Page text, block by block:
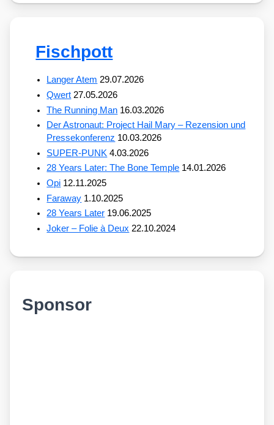
Fischpott
Langer Atem 29.07.2026
Qwert 27.05.2026
The Running Man 16.03.2026
Der Astronaut: Project Hail Mary – Rezension und
Pressekonferenz 10.03.2026
SUPER-PUNK 4.03.2026
28 Years Later: The Bone Temple 14.01.2026
Opi 12.11.2025
Faraway 1.10.2025
28 Years Later 19.06.2025
Joker – Folie à Deux 22.10.2024
Sponsor